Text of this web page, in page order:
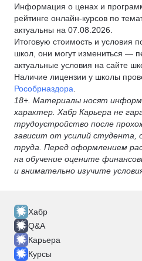
Информация о ценах и
рейтинге онлайн-курсов по
актуальны на 07.08.2026.
Итоговую стоимость и условия
школ, они могут измениться —
актуальные условия на сайте
Наличие лицензии у школы
Рособрназдора
18+. Материалы носят
характер. Хабр Карьера не
трудоустройство после
зависит от усилий студента,
труда. Перед оформлением
на обучение оцените
и внимательно изучите
Хабр
Q&A
Карьера
Курсы